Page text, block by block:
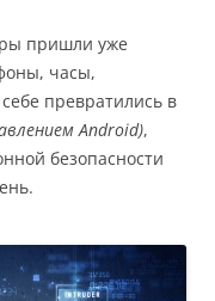
пришли уже
часы,
превратились в
Android),
безопасности